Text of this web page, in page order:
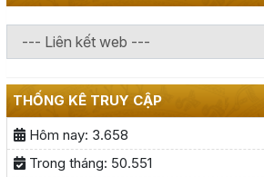
THỐNG KÊ TRUY CẬP
Hôm nay: 3.658
Trong tháng: 50.551